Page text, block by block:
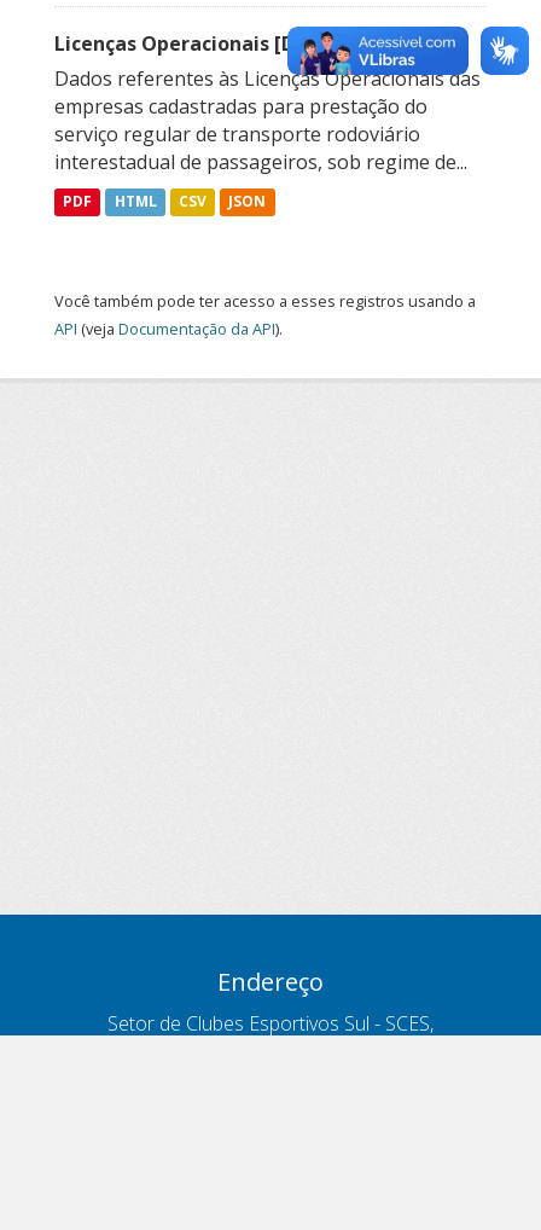
Licenças Operacionais [Descontinuado]
Dados referentes às Licenças Operacionais das
empresas cadastradas para prestação do
serviço regular de transporte rodoviário
interestadual de passageiros, sob regime de...
PDF HTML CSV JSON
Você também pode ter acesso a esses registros usando a
API (veja Documentação da API).
Endereço
Setor de Clubes Esportivos Sul - SCES,